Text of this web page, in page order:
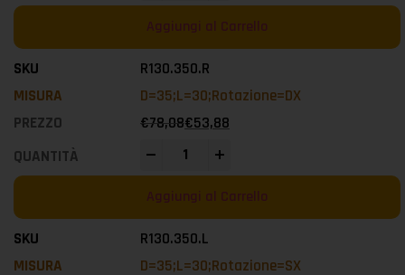
Aggiungi al Carrello
R130.350.R
D=35;L=30;Rotazione=DX
€78,08€53,88
Aggiungi al Carrello
R130.350.L
D=35;L=30;Rotazione=SX